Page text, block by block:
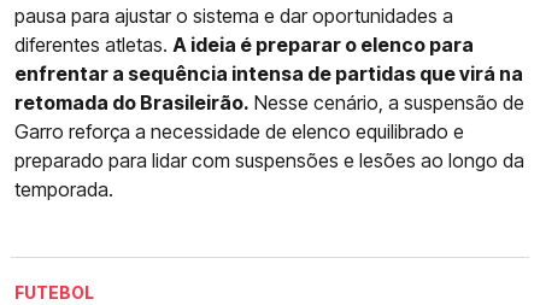
pausa para ajustar o sistema e dar oportunidades a
diferentes atletas. A ideia é preparar o elenco para
enfrentar a sequência intensa de partidas que virá na
retomada do Brasileirão. Nesse cenário, a suspensão de
Garro reforça a necessidade de elenco equilibrado e
preparado para lidar com suspensões e lesões ao longo da
temporada.
FUTEBOL